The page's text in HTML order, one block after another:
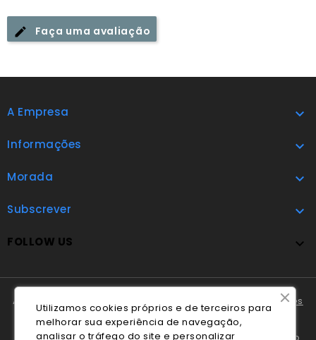
Faça uma avaliação
A Empresa 
Informações 
Morada 
Subscrever 
FOLLOW US 
A Cláudio Marques tem disponível o
Livro de Reclamações
Online.
Utilizamos cookies próprios e de terceiros para
melhorar sua experiência de navegação,
analisar o tráfego do site e personalizar